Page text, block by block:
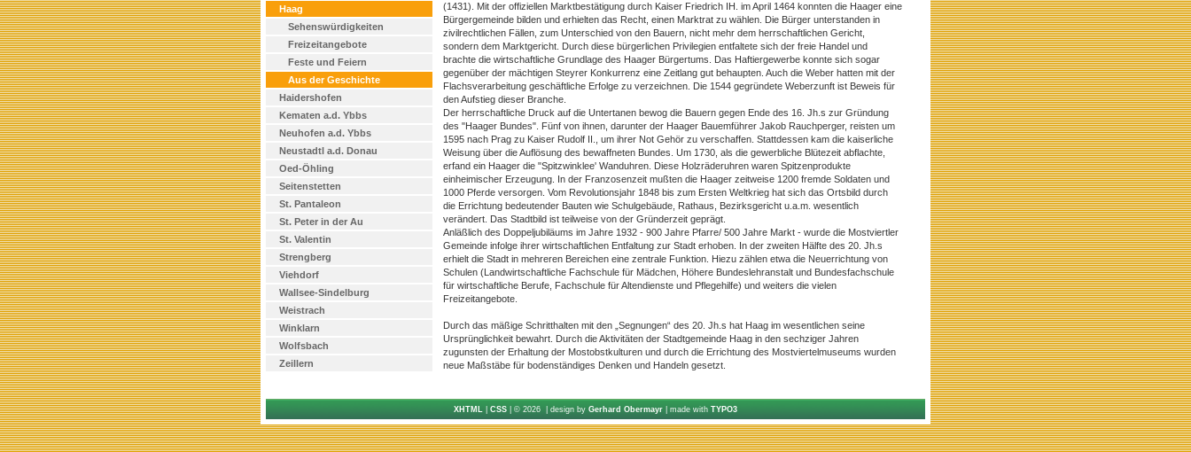
Haag
Sehenswürdigkeiten
Freizeitangebote
Feste und Feiern
Aus der Geschichte
Haidershofen
Kematen a.d. Ybbs
Neuhofen a.d. Ybbs
Neustadtl a.d. Donau
Oed-Öhling
Seitenstetten
St. Pantaleon
St. Peter in der Au
St. Valentin
Strengberg
Viehdorf
Wallsee-Sindelburg
Weistrach
Winklarn
Wolfsbach
Zeillern
(1431). Mit der offiziellen Marktbestätigung durch Kaiser Friedrich IH. im April 1464 konnten die Haager eine
Bürgergemeinde bilden und erhielten das Recht, einen Marktrat zu wählen. Die Bürger unterstanden in
zivilrechtlichen Fällen, zum Unterschied von den Bauern, nicht mehr dem herrschaftlichen Gericht,
sondern dem Marktgericht. Durch diese bürgerlichen Privilegien entfaltete sich der freie Handel und
brachte die wirtschaftliche Grundlage des Haager Bürgertums. Das Haftiergewerbe konnte sich sogar
gegenüber der mächtigen Steyrer Konkurrenz eine Zeitlang gut behaupten. Auch die Weber hatten mit der
Flachsverarbeitung geschäftliche Erfolge zu verzeichnen. Die 1544 gegründete Weberzunft ist Beweis für
den Aufstieg dieser Branche.
Der herrschaftliche Druck auf die Untertanen bewog die Bauern gegen Ende des 16. Jh.s zur Gründung
des "Haager Bundes". Fünf von ihnen, darunter der Haager Bauemführer Jakob Rauchperger, reisten um
1595 nach Prag zu Kaiser Rudolf II., um ihrer Not Gehör zu verschaffen. Stattdessen kam die kaiserliche
Weisung über die Auflösung des bewaffneten Bundes. Um 1730, als die gewerbliche Blütezeit abflachte,
erfand ein Haager die "Spitzwinklee' Wanduhren. Diese Holzräderuhren waren Spitzenprodukte
einheimischer Erzeugung. In der Franzosenzeit mußten die Haager zeitweise 1200 fremde Soldaten und
1000 Pferde versorgen. Vom Revolutionsjahr 1848 bis zum Ersten Weltkrieg hat sich das Ortsbild durch
die Errichtung bedeutender Bauten wie Schulgebäude, Rathaus, Bezirksgericht u.a.m. wesentlich
verändert. Das Stadtbild ist teilweise von der Gründerzeit geprägt.
Anläßlich des Doppeljubiläums im Jahre 1932 - 900 Jahre Pfarre/ 500 Jahre Markt - wurde die Mostviertler
Gemeinde infolge ihrer wirtschaftlichen Entfaltung zur Stadt erhoben. In der zweiten Hälfte des 20. Jh.s
erhielt die Stadt in mehreren Bereichen eine zentrale Funktion. Hiezu zählen etwa die Neuerrichtung von
Schulen (Landwirtschaftliche Fachschule für Mädchen, Höhere Bundeslehranstalt und Bundesfachschule
für wirtschaftliche Berufe, Fachschule für Altendienste und Pflegehilfe) und weiters die vielen
Freizeitangebote.
Durch das mäßige Schritthalten mit den „Segnungen“ des 20. Jh.s hat Haag im wesentlichen seine
Ursprünglichkeit bewahrt. Durch die Aktivitäten der Stadtgemeinde Haag in den sechziger Jahren
zugunsten der Erhaltung der Mostobstkulturen und durch die Errichtung des Mostviertelmuseums wurden
neue Maßstäbe für bodenständiges Denken und Handeln gesetzt.
XHTML CSS | © 2026 | design by Gerhard Obermayr | made with TYPO3